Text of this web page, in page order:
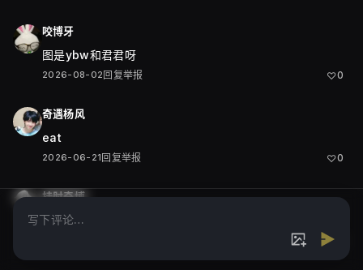
咬博牙
图是ybw和君君呀
2026-08-02 回复举报 ♡0
奇遇杨风
eat
2026-06-21 回复举报 ♡0
挂肘奇博
谁有这个素材呀求图，求素材
♡